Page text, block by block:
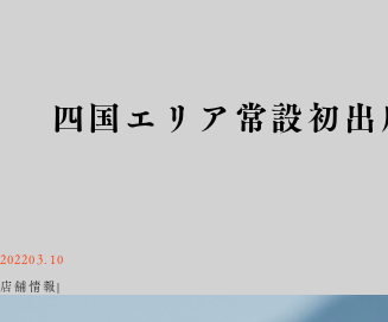
四国エリア常設初
202203.10
店舗情報